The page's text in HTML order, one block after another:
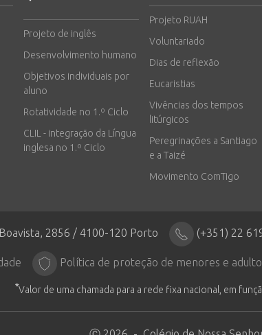
Projeto de inglês
Desenvolvimento humano
Objetivos individuais por
aluno
Rotatividade no 1.º Ciclo
CLIL - integração da Língua
inglesa no 1.º Ciclo
Projeto RUAH
Voluntariado
Dias de reflexão
Eucaristias
Vivências dos tempos
litúrgicos
Peregrinações a Santiago
e a Taizé
Movimento ComTigo
2856 / 4100-120 Porto (+351) 22
Política de proteção de menores e
*Valor de uma chamada para a rede fixa nacional, em